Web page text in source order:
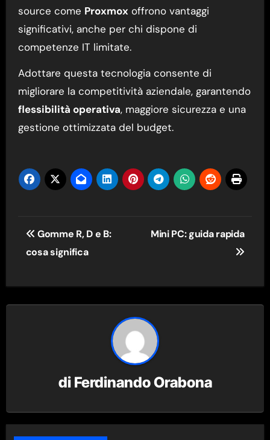
source come Proxmox offrono vantaggi
significativi, anche per chi dispone di
competenze IT limitate.
Adottare questa tecnologia consente di
migliorare la competitività aziendale, garantendo
flessibilità operativa, maggiore sicurezza e una
gestione ottimizzata del budget.
Navigazione
articoli
Gomme R, D e B:
cosa significa
Mini PC: guida rapida
di Ferdinando Orabona